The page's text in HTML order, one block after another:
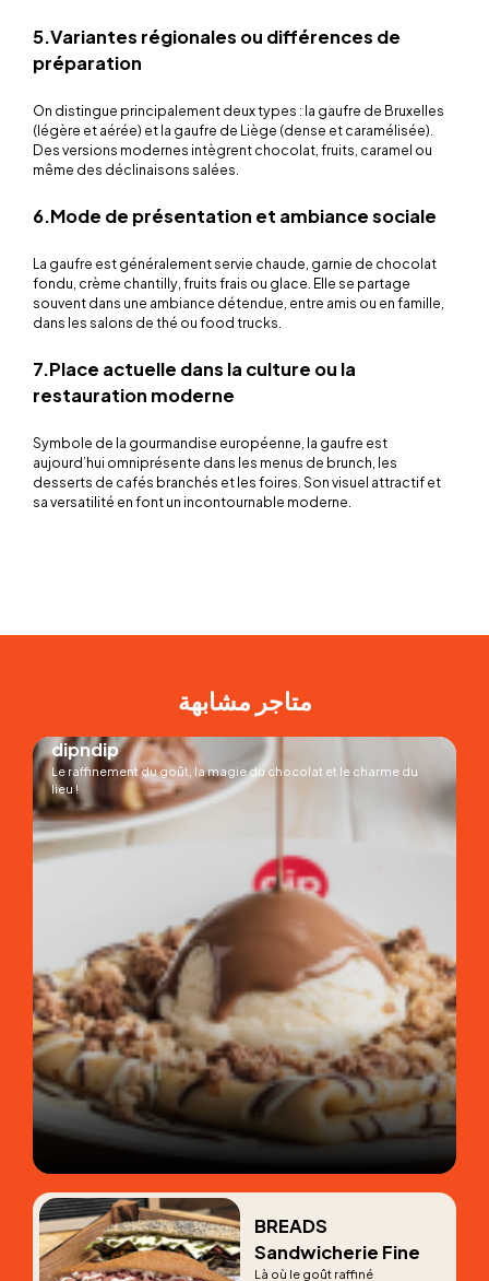
5.Variantes régionales ou différences de
préparation
On distingue principalement deux types : la gaufre de Bruxelles
(légère et aérée) et la gaufre de Liège (dense et caramélisée).
Des versions modernes intègrent chocolat, fruits, caramel ou
même des déclinaisons salées.
6.Mode de présentation et ambiance sociale
La gaufre est généralement servie chaude, garnie de chocolat
fondu, crème chantilly, fruits frais ou glace. Elle se partage
souvent dans une ambiance détendue, entre amis ou en famille,
dans les salons de thé ou food trucks.
7.Place actuelle dans la culture ou la
restauration moderne
Symbole de la gourmandise européenne, la gaufre est
aujourd’hui omniprésente dans les menus de brunch, les
desserts de cafés branchés et les foires. Son visuel attractif et
sa versatilité en font un incontournable moderne.
متاجر مشابهة
dipndip
Le raffinement du goût, la magie du chocolat et le charme du
lieu !
BREADS
Sandwicherie Fine
Là où le goût raffiné